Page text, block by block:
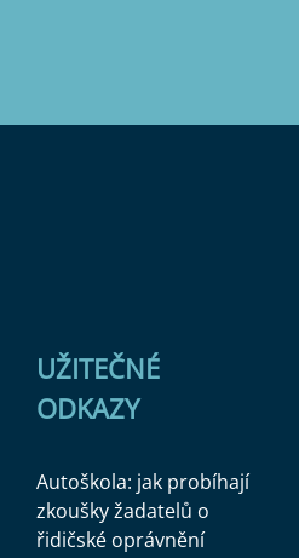
UŽITEČNÉ
ODKAZY
Autoškola: jak probíhají
zkoušky žadatelů o
řidičské oprávnění